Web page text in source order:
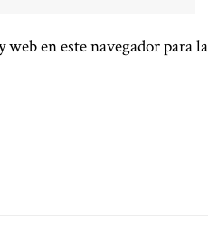
en este navegador para